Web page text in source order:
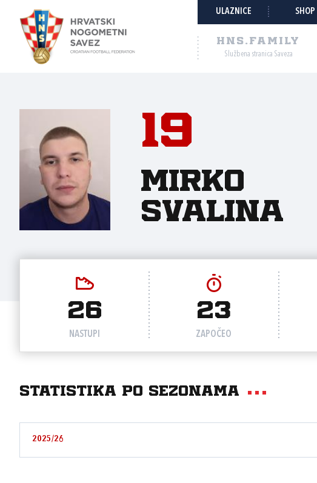
ULAZNICE SHOP
HNS.FAMILY
Službena stranica Saveza
19
Mirko
Svalina
26
NASTUPI
23
ZAPOČEO
Statistika po sezonama
2025/26